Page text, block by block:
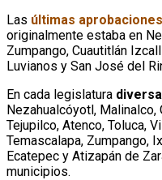
Las últimas aprobaciones
originalmente estaba en
Zumpango, Cuautitlán
Luvianos y San José del
En cada legislatura
Nezahualcóyotl, Malinalco,
Tejupilco, Atenco, Toluca,
Temascalapa, Zumpango,
Ecatepec y Atizapán de
municipios.